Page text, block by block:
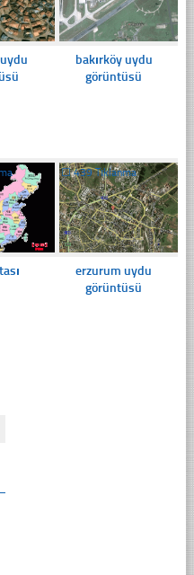
bakırköy uydu
görüntüsü
☐439 Tıklanma
erzurum uydu
görüntüsü